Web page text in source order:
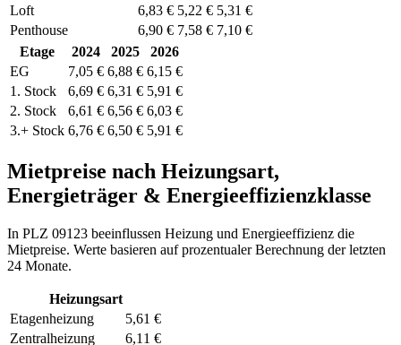
Loft
6,83 € 5,22 € 5,31 €
Penthouse
6,90 € 7,58 € 7,10 €
Etage
2024 2025
2026
EG
7,05 € 6,88 € 6,15 €
1. Stock
6,69 € 6,31 € 5,91 €
2. Stock
6,61 € 6,56 € 6,03 €
3.+ Stock 6,76 € 6,50 € 5,91 €
Mietpreise nach Heizungsart,
Energieträger & Energieeffizienzklasse
In PLZ 09123 beeinflussen Heizung und Energieeffizienz die
Mietpreise. Werte basieren auf prozentualer Berechnung der letzten
24 Monate.
Heizungsart
Etagenheizung
5,61 €
Zentralheizung
6,11 €